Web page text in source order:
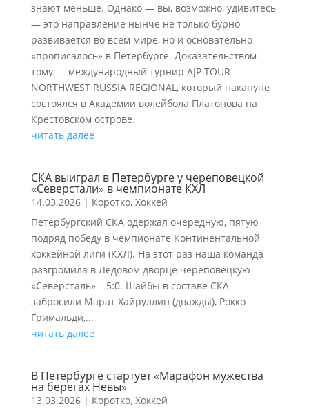
знают меньше. Однако — вы, возможно, удивитесь
— это направление нынче не только бурно
развивается во всем мире, но и основательно
«прописалось» в Петербурге. Доказательством
тому — международный турнир AJP TOUR
NORTHWEST RUSSIA REGIONAL, который накануне
состоялся в Академии волейбола Платонова на
Крестовском острове.
читать далее
СКА выиграл в Петербурге у череповецкой
«Северстали» в чемпионате КХЛ
14.03.2026| Коротко, Хоккей
Петербургский СКА одержал очередную, пятую
подряд победу в чемпионате Континентальной
хоккейной лиги (КХЛ). На этот раз наша команда
разгромила в Ледовом дворце череповецкую
«Северсталь» – 5:0. Шайбы в составе СКА
забросили Марат Хайруллин (дважды), Рокко
Гримальди,...
читать далее
В Петербурге стартует «Марафон мужества
на берегах Невы»
13.03.2026| Коротко, Хоккей